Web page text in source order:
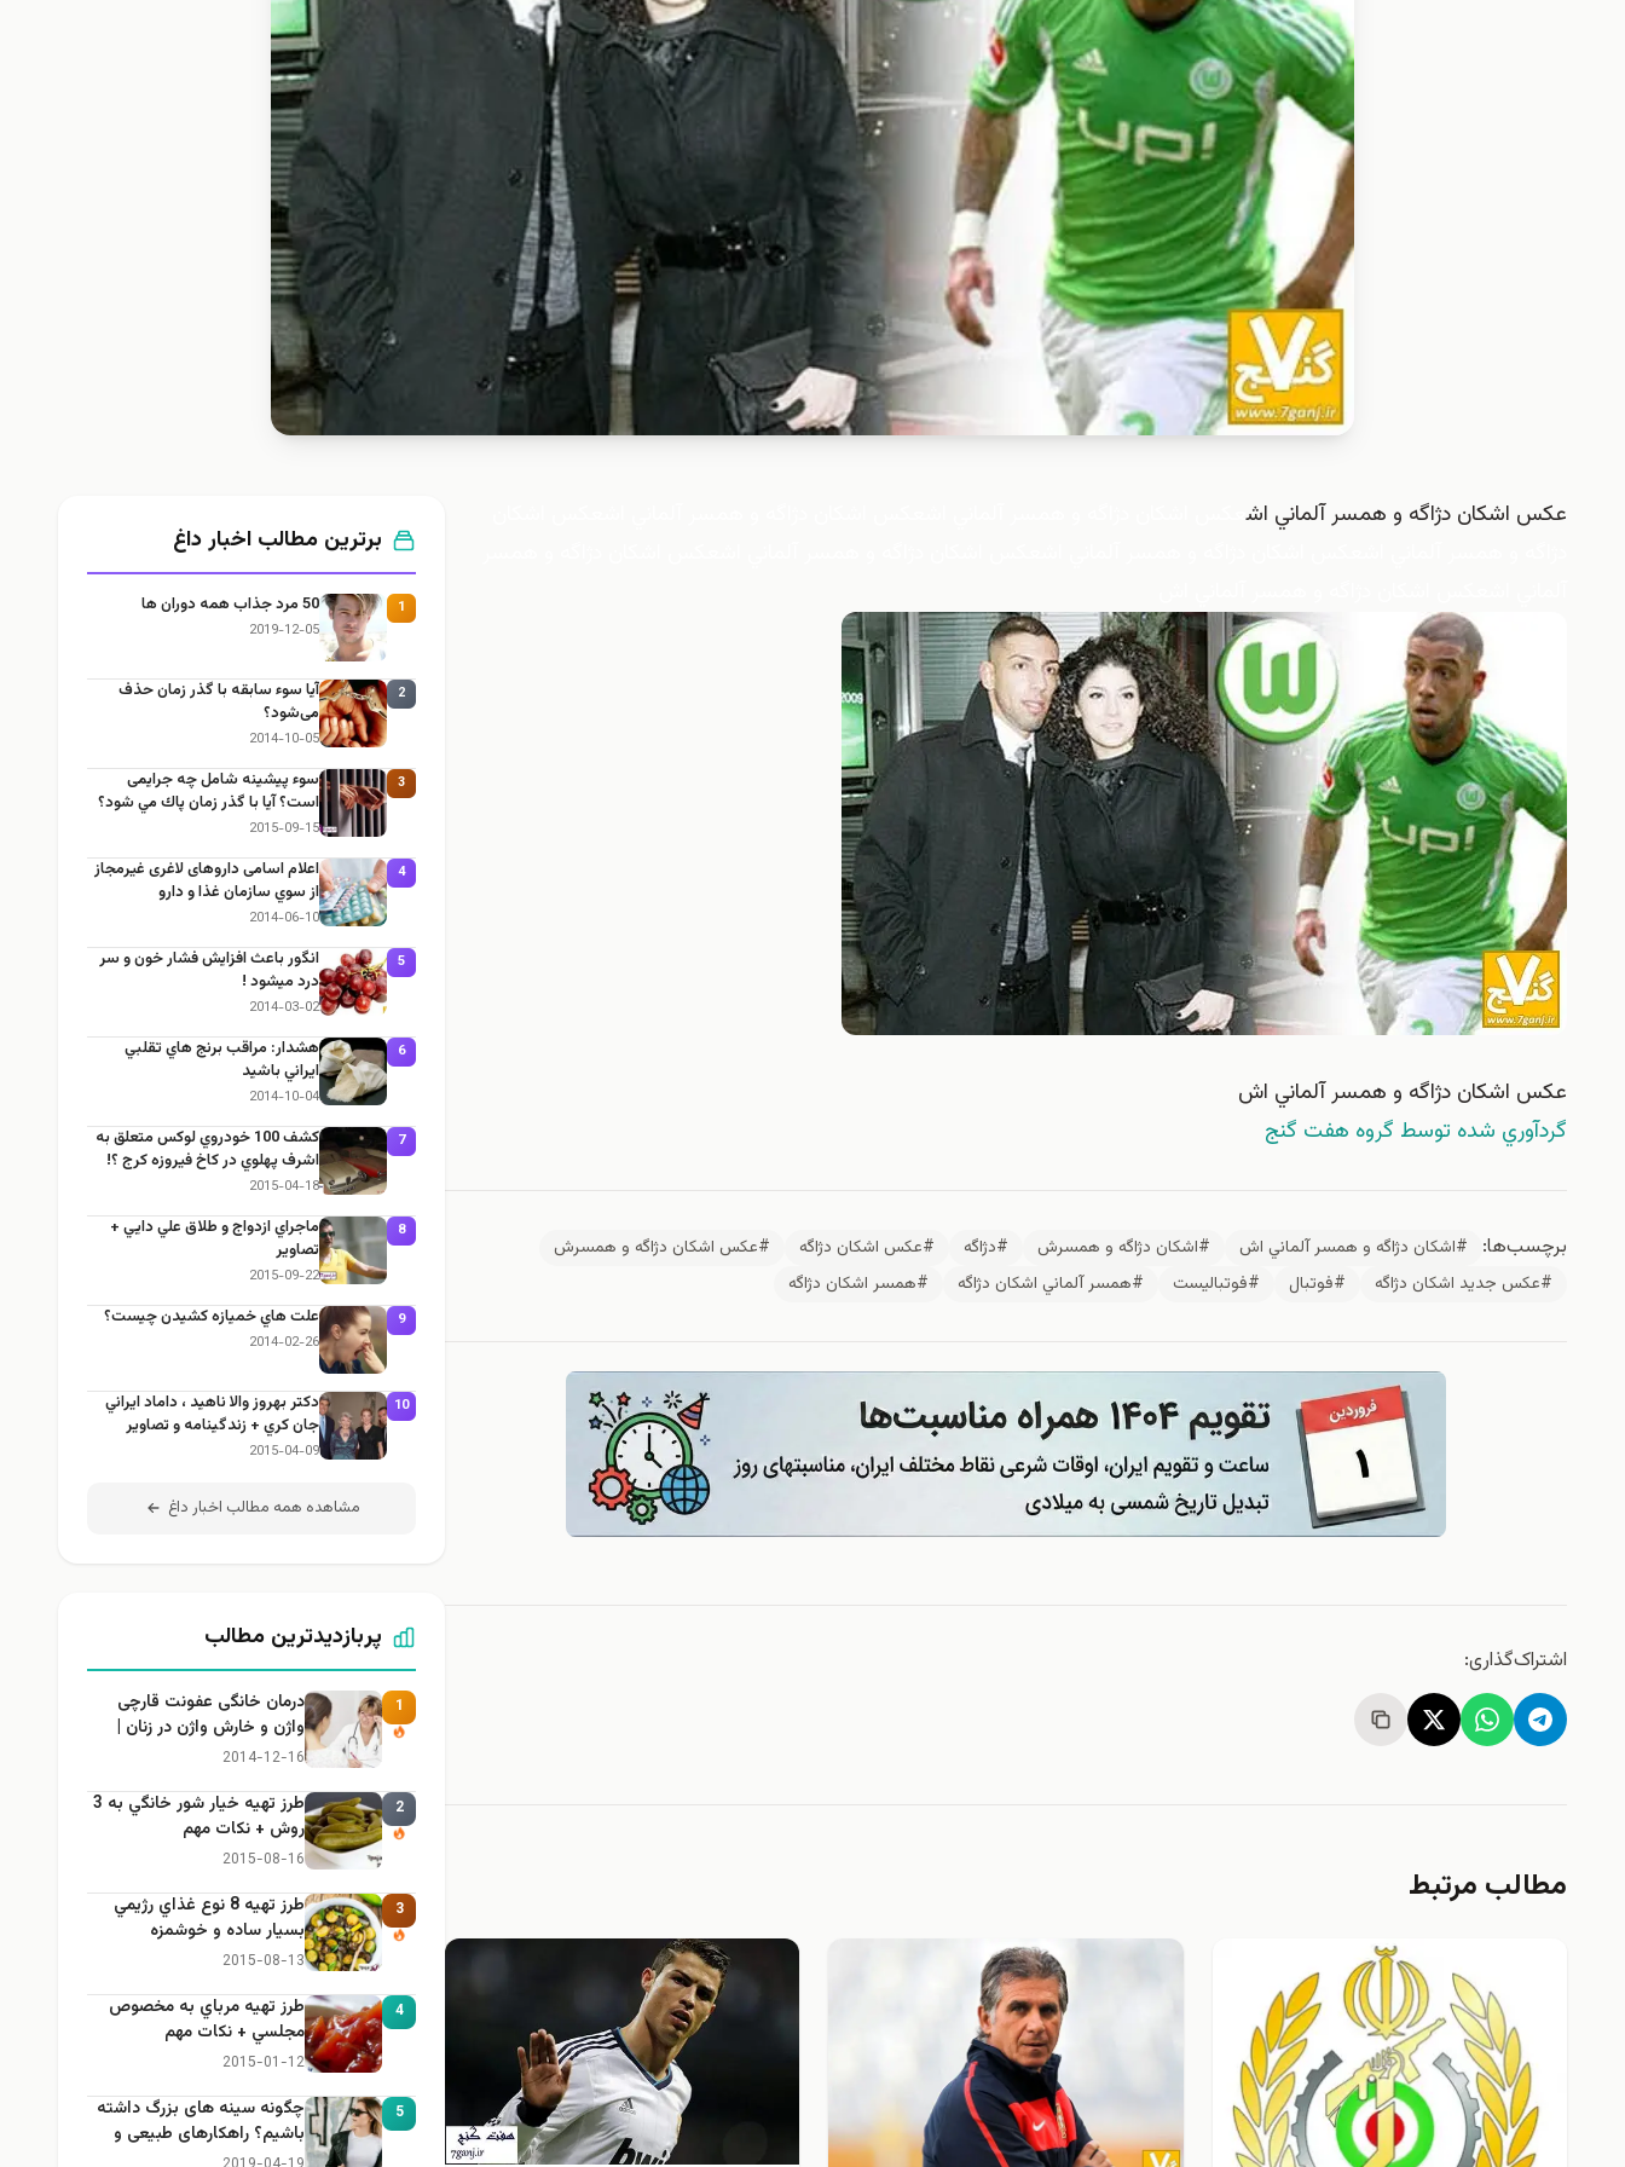
عكس اشكان دژاگه و همسر آلماني اشعكس اشكان دژاگه و همسر آلماني اشعكس اشكان دژاگه و همسر آلماني اشعكس اشكان
عكس اشكان دژاگه و همسر آلماني اش
گردآوري شده توسط گروه هفت گنج
برچسب‌ها: #اشكان دژاگه و همسر‌ آلماني اش #اشكان دژاگه و همسرش #دژاگه #عكس اشكان دژاگه
#عكس اشكان دژاگه و همسرش
#عكس جديد اشكان دژاگه
#فوتبال #فوتباليست #همسر آلماني اشكان دژاگه #همسر اشكان دژاگه
اشتراک‌گذاری:
مطالب مرتبط
برترین مطالب اخبار داغ
1 50 مرد جذاب همه دوران ها
2019-12-05
2
آیا سوء سابقه با گذر زمان حذف
می‌شود؟
2014-10-05
3
سوء پيشينه شامل چه جرایمی
است؟ آيا با گذر زمان پاك مي شود؟
2015-09-15
4
اعلام اسامی داروهای لاغری غیرمجاز
از سوي سازمان غذا و دارو
2014-06-10
5
انگور باعث افزايش فشار خون و سر
درد ميشود !
2014-03-02
6
هشدار: مراقب برنج هاي تقلبي
ايراني باشيد
2014-10-04
7
كشف 100 خودروي لوكس متعلق به
اشرف پهلوي در كاخ فيروزه كرج ؟!
2015-04-18
8
ماجراي ازدواج و طلاق علي دايي +
تصاوير
2015-09-22
9 علت هاي خميازه كشيدن چيست؟
2014-02-26
10
دکتر بهروز والا ناهید ، داماد ايراني
جان كري + زندگينامه و تصاوير
2015-04-09
مشاهده همه مطالب اخبار داغ
پربازدیدترین مطالب
1
درمان خانگی عفونت قارچی
واژن و خارش واژن در زنان |
راهنمای کامل، ایمن و کاربردی
2014-12-16
2
طرز تهيه خیار شور خانگي به 3
روش + نكات مهم
2015-08-16
3
طرز تهيه 8 نوع غذاي رژيمي
بسيار ساده و خوشمزه
2015-08-13
4
طرز تهيه مرباي به مخصوص
مجلسي + نكات مهم
2015-01-12
5
چگونه سینه های بزرگ داشته
باشیم؟ راهکارهای طبیعی و
خانگی برای بزرگ کردن سینه